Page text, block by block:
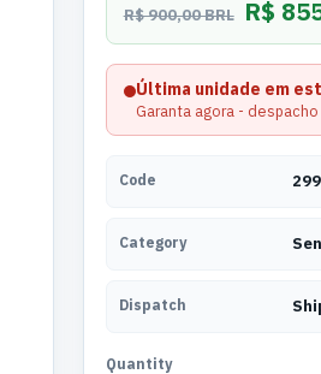
R$ 900,00 BRL R$
Última unidade em
Garanta agora -
Code
Category
Dispatch
Quantity